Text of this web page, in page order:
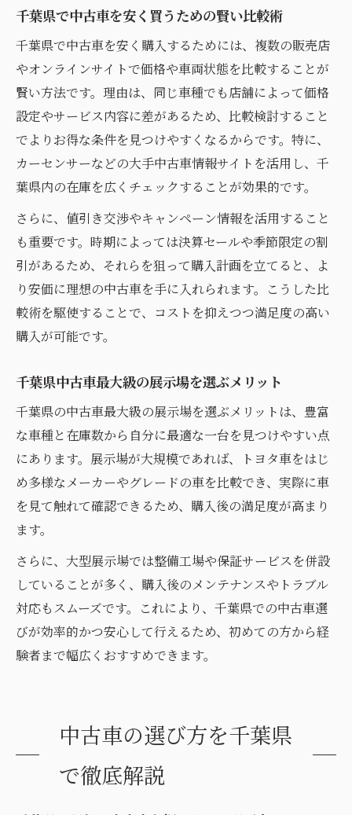
中古車販売店の評判を千葉県で活用する方
法
千葉県中古車ランキングを選択基準に使う
メリット
カーセンサー千葉中古で希望車種を見つけ
る秘訣
千葉県で中古車購入を成功させるコツを紹
介
千葉県で中古車を安く買うための賢い比較術
千葉県で中古車を安く購入するためには、複数の販売店
やオンラインサイトで価格や車両状態を比較することが
賢い方法です。理由は、同じ車種でも店舗によって価格
設定やサービス内容に差があるため、比較検討すること
でよりお得な条件を見つけやすくなるからです。特に、
カーセンサーなどの大手中古車情報サイトを活用し、千
葉県内の在庫を広くチェックすることが効果的です。
さらに、値引き交渉やキャンペーン情報を活用すること
も重要です。時期によっては決算セールや季節限定の割
引があるため、それらを狙って購入計画を立てると、よ
り安価に理想の中古車を手に入れられます。こうした比
較術を駆使することで、コストを抑えつつ満足度の高い
購入が可能です。
千葉県中古車最大級の展示場を選ぶメリット
千葉県の中古車最大級の展示場を選ぶメリットは、豊富
な車種と在庫数から自分に最適な一台を見つけやすい点
にあります。展示場が大規模であれば、トヨタ車をはじ
め多様なメーカーやグレードの車を比較でき、実際に車
を見て触れて確認できるため、購入後の満足度が高まり
ます。
さらに、大型展示場では整備工場や保証サービスを併設
していることが多く、購入後のメンテナンスやトラブル
対応もスムーズです。これにより、千葉県での中古車選
びが効率的かつ安心して行えるため、初めての方から経
験者まで幅広くおすすめできます。
中古車の選び方を千葉県
で徹底解説